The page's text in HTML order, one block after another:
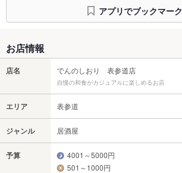
アプリでブックマーク
お店情報
店名 でんのしおり 表参道店
自慢の和食がカジュアルに楽しめるお店
エリア 表参道
ジャンル 居酒屋
予算
4001～5000円
501～1000円